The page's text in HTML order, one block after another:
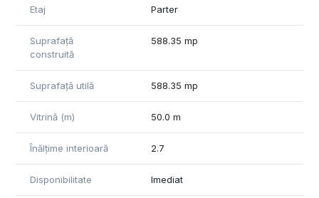
vitrate pe întreaga sa lungime, iar parcarea este asigurată în
pentru conferințe și evenimente, complexul se remarcă prin
oferirea unora dintre cele mai avansate și variate servicii
săli de evenimente, toate proiectate la cele mai înalte
standarde tehnice și de finisaj.
La parter, un restaurant cu o capacitate de 400 de locuri
este pregătit să servească vizitatorii. În plus, Băneasa
Shopping City, care oferă numeroase facilități, este situat la
aproximativ 2 km sud, cu acces direct din DN1.
Etaj Parter
Suprafață
construită
588.35 mp
Suprafață utilă 588.35 mp
Vitrină (m) 50.0 m
Înălțime interioară 2.7
Disponibilitate Imediat